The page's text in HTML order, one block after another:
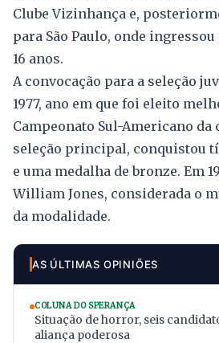
Clube Vizinhança e,
para São Paulo, onde
16 anos.
A convocação para a seleção
1977, ano em que foi eleito
Campeonato Sul-Americano da
seleção principal, conquistou
e uma medalha de bronze. Em
William Jones, considerada o
da modalidade.
AS ÚLTIMAS OPINIÕES
COLUNA DO SPERANÇA
Situação de horror, seis
aliança poderosa